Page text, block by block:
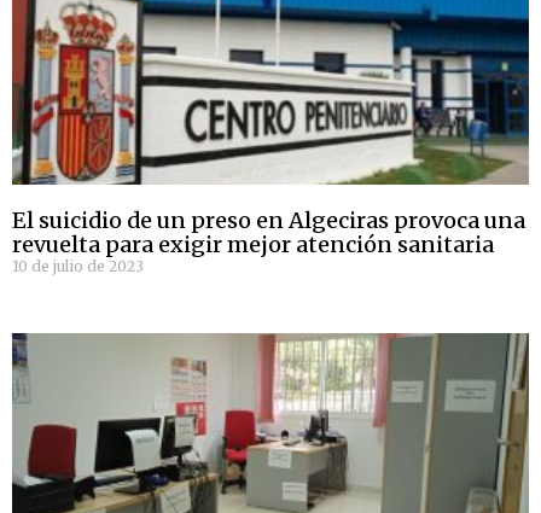
El suicidio de un preso en Algeciras provoca una
revuelta para exigir mejor atención sanitaria
10 de julio de 2023